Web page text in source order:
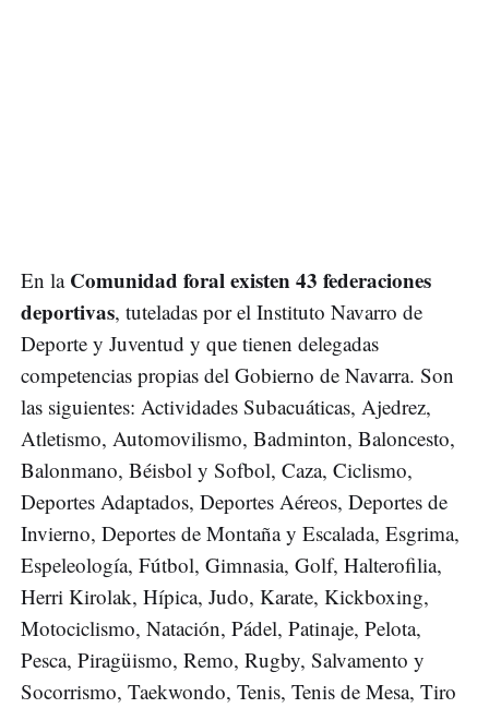
En la Comunidad foral existen 43 federaciones
deportivas, tuteladas por el Instituto Navarro de
Deporte y Juventud y que tienen delegadas
competencias propias del Gobierno de Navarra. Son
las siguientes: Actividades Subacuáticas, Ajedrez,
Atletismo, Automovilismo, Badminton, Baloncesto,
Balonmano, Béisbol y Sofbol, Caza, Ciclismo,
Deportes Adaptados, Deportes Aéreos, Deportes de
Invierno, Deportes de Montaña y Escalada, Esgrima,
Espeleología, Fútbol, Gimnasia, Golf, Halterofilia,
Herri Kirolak, Hípica, Judo, Karate, Kickboxing,
Motociclismo, Natación, Pádel, Patinaje, Pelota,
Pesca, Piragüismo, Remo, Rugby, Salvamento y
Socorrismo, Taekwondo, Tenis, Tenis de Mesa, Tiro